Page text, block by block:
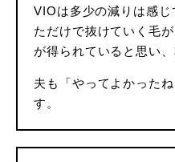
VIOは多少の減りは感
ただけで抜けていく毛
が得られていると思い、
夫も「やってよかった
す。